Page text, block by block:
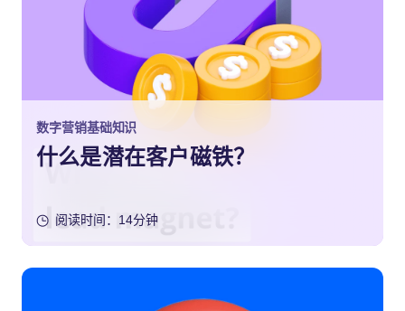
数字营销基础知识
什么是潜在客户磁铁？
阅读时间：14分钟